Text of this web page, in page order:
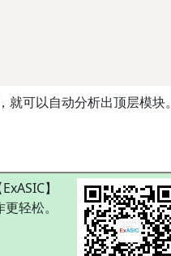
可以自动分析出顶层模
】
轻松。